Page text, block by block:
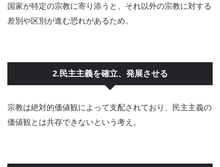
国家が特定の宗教に寄り添うと、それ以外の宗教に対する
差別や区別が進む恐れがあるため。
2.民主主義を確立、発展させる
宗教は絶対的価値観によって支配されており、民主主義の
価値観とは共存できないという考え。